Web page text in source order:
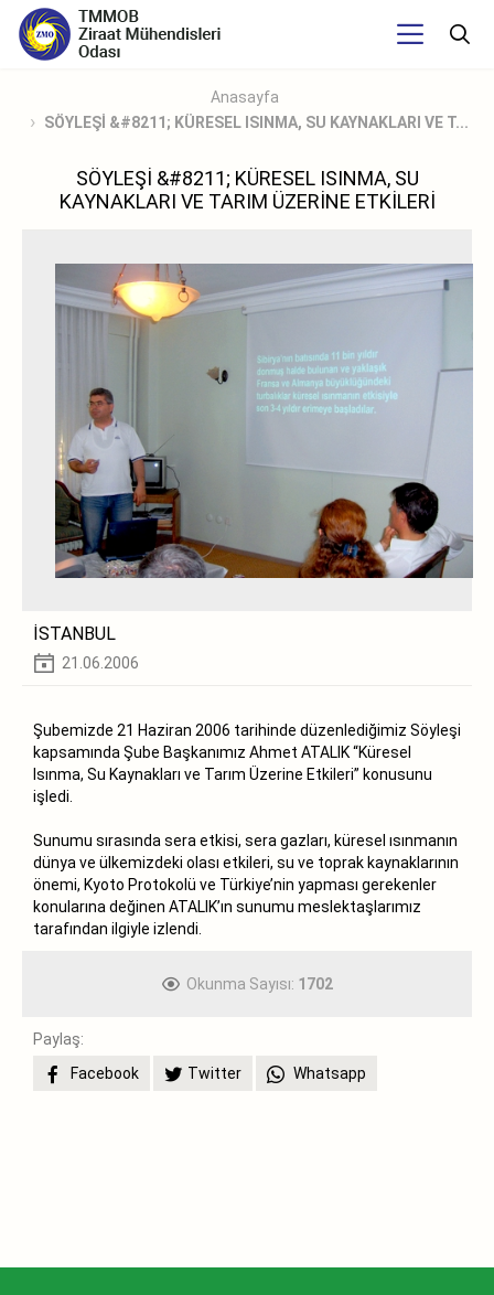
Anasayfa
SÖYLEŞİ &#8211; KÜRESEL ISINMA, SU KAYNAKLARI VE T...
SÖYLEŞİ &#8211; KÜRESEL ISINMA, SU
KAYNAKLARI VE TARIM ÜZERİNE ETKİLERİ
İSTANBUL
21.06.2006
Şubemizde 21 Haziran 2006 tarihinde düzenlediğimiz Söyleşi
kapsamında Şube Başkanımız Ahmet ATALIK “Küresel
Isınma, Su Kaynakları ve Tarım Üzerine Etkileri” konusunu
işledi.
Sunumu sırasında sera etkisi, sera gazları, küresel ısınmanın
dünya ve ülkemizdeki olası etkileri, su ve toprak kaynaklarının
önemi, Kyoto Protokolü ve Türkiye’nin yapması gerekenler
konularına değinen ATALIK’ın sunumu meslektaşlarımız
tarafından ilgiyle izlendi.
Okunma Sayısı: 1702
Paylaş:
Facebook
Twitter Whatsapp